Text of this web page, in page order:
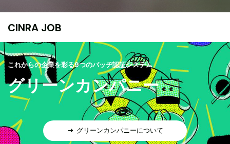
CINRA JOB
これからの企業を彩る9つのバッヂ認証システム
グリーンカンパニー
グリーンカンパニーについて